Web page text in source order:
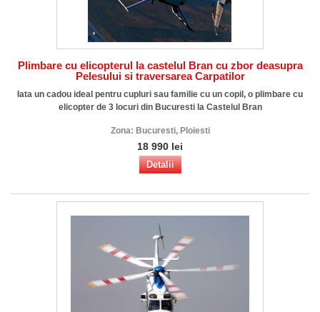
Plimbare cu elicopterul la castelul Bran cu zbor deasupra
Pelesului si traversarea Carpatilor
Iata un cadou ideal pentru cupluri sau familie cu un copil, o plimbare cu
elicopter de 3 locuri din Bucuresti la Castelul Bran
Zona: Bucuresti, Ploiesti
18 990 lei
Detalii